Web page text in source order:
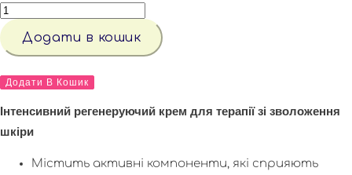
ПОЖИВНИЙ
КРЕМ
З
ПЕПТИДАМИ
Додати в кошик
КРЕМ
ПЕПТИДАМИ
Додати В Кошик
Інтенсивний регенеруючий крем для терапії зі зволоження
шкіри
Містить активні компоненти, які сприяють